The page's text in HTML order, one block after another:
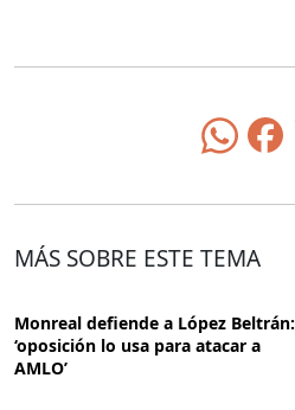
MÁS SOBRE ESTE TEMA
Monreal defiende a López Beltrán:
‘oposición lo usa para atacar a
AMLO’